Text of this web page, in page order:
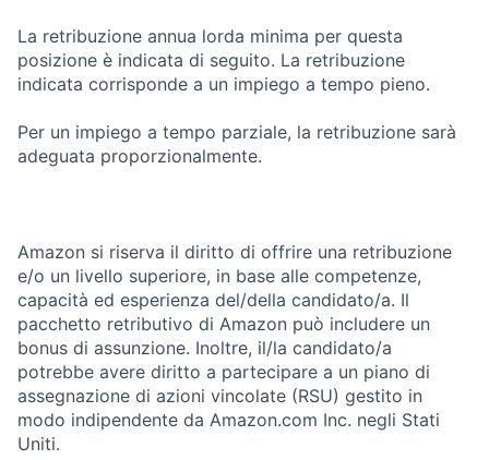
La retribuzione annua lorda minima per questa
posizione è indicata di seguito. La retribuzione
indicata corrisponde a un impiego a tempo pieno.
Per un impiego a tempo parziale, la retribuzione sarà
adeguata proporzionalmente.
Amazon si riserva il diritto di offrire una retribuzione
e/o un livello superiore, in base alle competenze,
capacità ed esperienza del/della candidato/a. Il
pacchetto retributivo di Amazon può includere un
bonus di assunzione. Inoltre, il/la candidato/a
potrebbe avere diritto a partecipare a un piano di
assegnazione di azioni vincolate (RSU) gestito in
modo indipendente da Amazon.com Inc. negli Stati
Uniti.